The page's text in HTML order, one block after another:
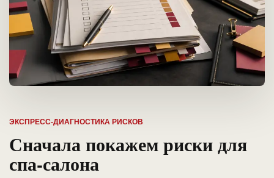
ЭКСПРЕСС-ДИАГНОСТИКА РИСКОВ
Сначала покажем риски для
спа-салона